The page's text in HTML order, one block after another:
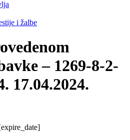
i žalbe
– 1269-8-2-
17.04.2024.